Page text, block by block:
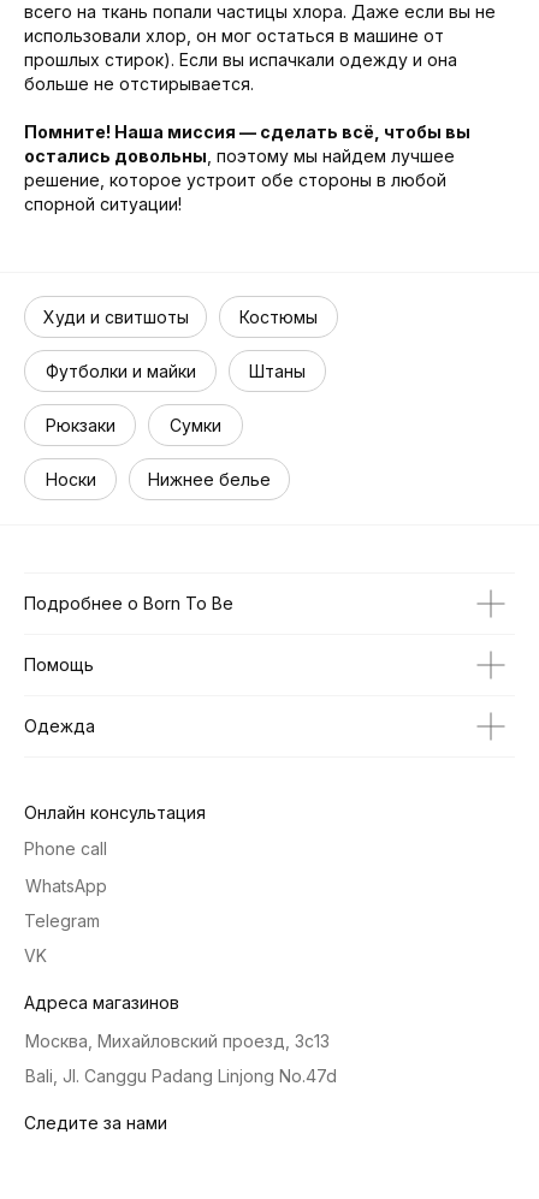
всего на ткань попали частицы хлора. Даже если вы не
использовали хлор, он мог остаться в машине от
прошлых стирок). Если вы испачкали одежду и она
больше не отстирывается.
Помните! Наша миссия — сделать всё, чтобы вы
остались довольны , поэтому мы найдем лучшее
решение, которое устроит обе стороны в любой
спорной ситуации!
Худи и свитшоты
Футболки и майки Штаны
Костюмы
Рюкзаки Сумки
Носки Нижнее белье
Подробнее о Born To Be
Помощь
Одежда
Онлайн консультация
Адреса магазинов
Следите за нами
WhatsApp
Telegram
Москва, Михайловский проезд, 3с13
Bali, Jl. Canggu Padang Linjong No.47d
VK
Phone call